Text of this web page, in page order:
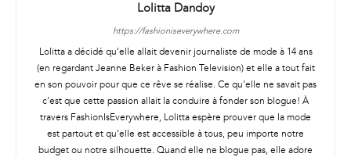
Lolitta Dandoy
https://fashioniseverywhere.com
Lolitta a décidé qu'elle allait devenir journaliste de mode à 14 ans
(en regardant Jeanne Beker à Fashion Television) et elle a tout fait
en son pouvoir pour que ce rêve se réalise. Ce qu'elle ne savait pas
c'est que cette passion allait la conduire à fonder son blogue! À
travers FashionIsEverywhere, Lolitta espère prouver que la mode
est partout et qu'elle est accessible à tous, peu importe notre
budget ou notre silhouette. Quand elle ne blogue pas, elle adore